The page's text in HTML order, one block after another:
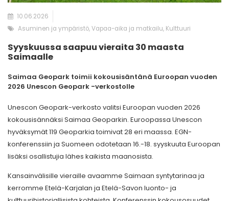
10.06.2026
Asuminen ja ympäristö, Vapaa-aika ja matkailu, Kulttuuri
Syyskuussa saapuu vieraita 30 maasta
Saimaalle
Saimaa Geopark toimii kokousisäntänä Euroopan vuoden
2026 Unescon Geopark -verkostolle
Unescon Geopark-verkosto valitsi Euroopan vuoden 2026
kokousisännäksi Saimaa Geoparkin. Euroopassa Unescon
hyväksymät 119 Geoparkia toimivat 28 eri maassa. EGN-
konferenssiin ja Suomeen odotetaan 16.-18. syyskuuta Euroopan
lisäksi osallistujia lähes kaikista maanosista.
Kansainvälisille vieraille avaamme Saimaan syntytarinaa ja
kerromme Etelä-Karjalan ja Etelä-Savon luonto- ja